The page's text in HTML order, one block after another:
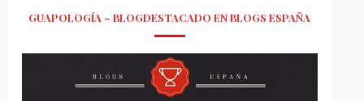
GUAPOLOGÍA – BLOGDESTACADO EN BLOGS ESPAÑA